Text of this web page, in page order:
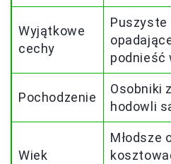
Wyjątkowe
cechy
Puszyste
podnieść
Pochodzenie
Osobniki
hodowli
Wiek
Młodsze